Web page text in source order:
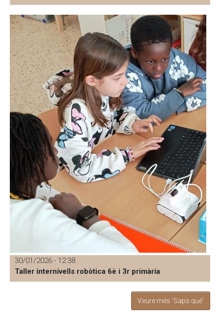
30/01/2026 - 12:38
Taller internivells robòtica 6è i 3r primària
Veure més 'Saps què'